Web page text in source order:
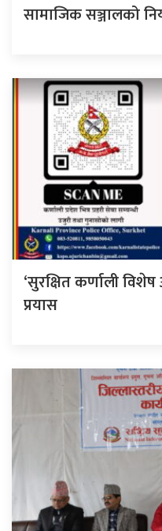
सामाजिक सञ्जालको
‘सुरक्षित कर्णाली
प्रयास